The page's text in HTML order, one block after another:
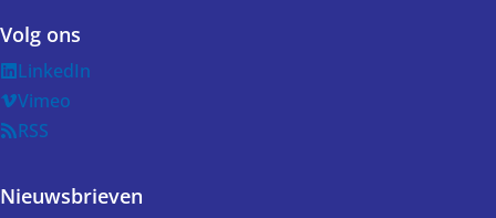
Volg ons
LinkedIn
Vimeo
RSS
Nieuwsbrieven